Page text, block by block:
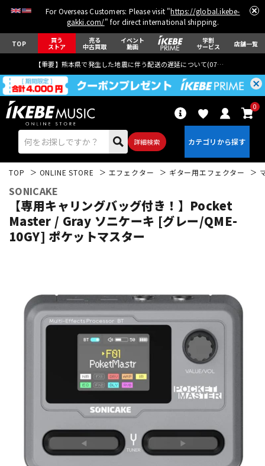
For Overseas Customers: Please visit "https://global.ikebe-
gakki.com/" for direct international shipping.
TOP 買う
ストア
売る
中古買取
イベント
動画
学割
サービス 店舗一覧
【重要】熊本県で発生した地震に伴う配送の遅延について(07月29日
詳細検索
0
エレキギター
ドラム パーカッション
電子ピアノ
管楽器 その他楽器
アンプ エフェクター
TOP ONLINE STORE エフェクター ギター用エフェクター
SONICAKE
【専用キャリングバッグ付き！】Pocket
Master / Gray ソニケーキ [グレー/QME-
10GY] ポケットマスター